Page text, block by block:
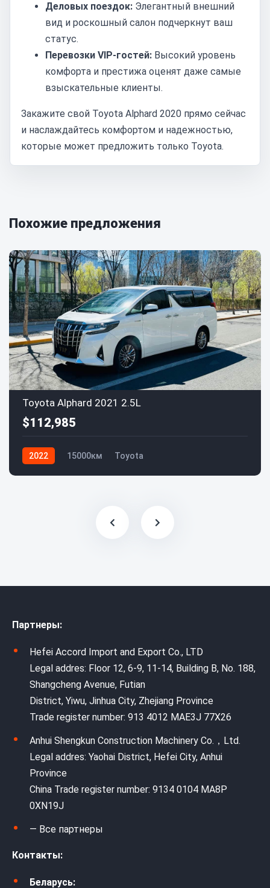
Деловых поездок: Элегантный внешний
вид и роскошный салон подчеркнут ваш
статус.
Перевозки VIP-гостей: Высокий уровень
комфорта и престижа оценят даже самые
взыскательные клиенты.
Закажите свой Toyota Alphard 2020 прямо сейчас
и наслаждайтесь комфортом и надежностью,
которые может предложить только Toyota.
Похожие предложения
Toyota Alphard 2021 2.5L
$112,985
2022 15000км Toyota
Партнеры:
Hefei Accord Import and Export Co., LTD
Legal addres: Floor 12, 6-9, 11-14, Building B, No. 188,
Shangcheng Avenue, Futian
District, Yiwu, Jinhua City, Zhejiang Province
Trade register number: 913 4012 MAE3J 77X26
Anhui Shengkun Construction Machinery Co.，Ltd.
Legal addres: Yaohai District, Hefei City, Anhui
Province
China Trade register number: 9134 0104 MA8P
0XN19J
— Все партнеры
Контакты:
Беларусь: